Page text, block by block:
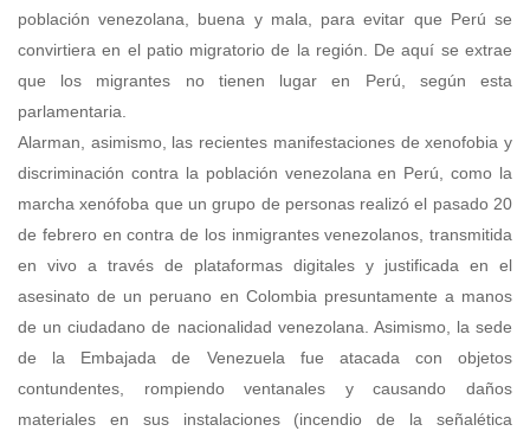
población venezolana, buena y mala, para evitar que Perú se
convirtiera en el patio migratorio de la región. De aquí se extrae
que los migrantes no tienen lugar en Perú, según esta
parlamentaria.
Alarman, asimismo, las recientes manifestaciones de xenofobia y
discriminación contra la población venezolana en Perú, como la
marcha xenófoba que un grupo de personas realizó el pasado 20
de febrero en contra de los inmigrantes venezolanos, transmitida
en vivo a través de plataformas digitales y justificada en el
asesinato de un peruano en Colombia presuntamente a manos
de un ciudadano de nacionalidad venezolana. Asimismo, la sede
de la Embajada de Venezuela fue atacada con objetos
contundentes, rompiendo ventanales y causando daños
materiales en sus instalaciones (incendio de la señalética